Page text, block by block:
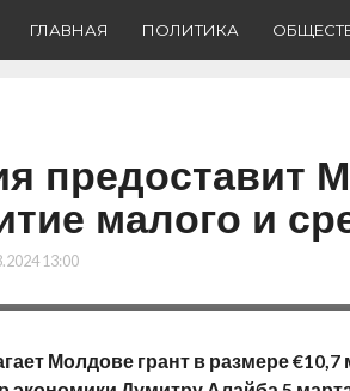
ГЛАВНАЯ ПОЛИТИКА
предоставит
малого и
13:00
Молдове грант в размере